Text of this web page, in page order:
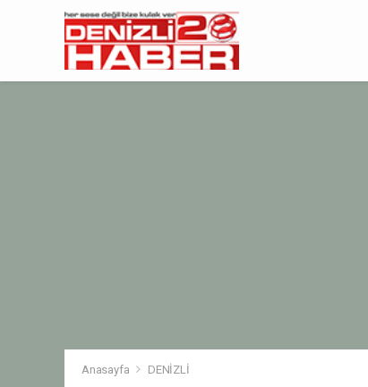
Anasayfa DENİZLİ